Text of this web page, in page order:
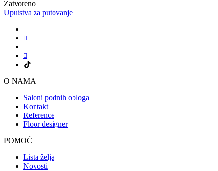
Zatvoreno
Uputstva za putovanje
O NAMA
Saloni podnih obloga
Kontakt
Reference
Floor designer
POMOĆ
Lista želja
Novosti